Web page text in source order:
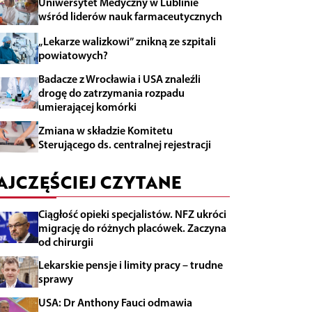
wśród liderów nauk farmaceutycznych
„Lekarze walizkowi” znikną ze szpitali
powiatowych?
Badacze z Wrocławia i USA znaleźli
drogę do zatrzymania rozpadu
umierającej komórki
Zmiana w składzie Komitetu
Sterującego ds. centralnej rejestracji
CZYTANE
Ciągłość opieki specjalistów. NFZ ukróci
migrację do różnych placówek. Zaczyna
od chirurgii
Lekarskie pensje i limity pracy – trudne
sprawy
USA: Dr Anthony Fauci odmawia